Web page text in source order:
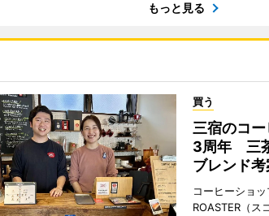
もっと見る
買う
三宿のコ
3周年 三
ブレンド考
コーヒーショ
ROASTER（ス